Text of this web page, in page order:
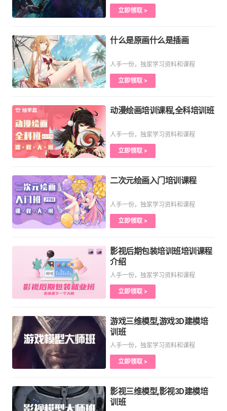
立即领取 >
什么是原画什么是插画
人手一份，独家学习资料和课程
立即领取 >
动漫绘画培训课程,全科培训班
人手一份，独家学习资料和课程
立即领取 >
二次元绘画入门培训课程
人手一份，独家学习资料和课程
立即领取 >
影视后期包装培训班培训课程
介绍
人手一份，独家学习资料和课程
立即领取 >
游戏三维模型,游戏3D建模培
训班
人手一份，独家学习资料和课程
立即领取 >
影视三维模型,影视3D建模培
训班